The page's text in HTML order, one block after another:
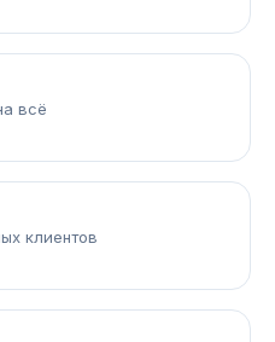
всё
клиентов